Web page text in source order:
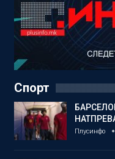
Спорт
Плусинфо